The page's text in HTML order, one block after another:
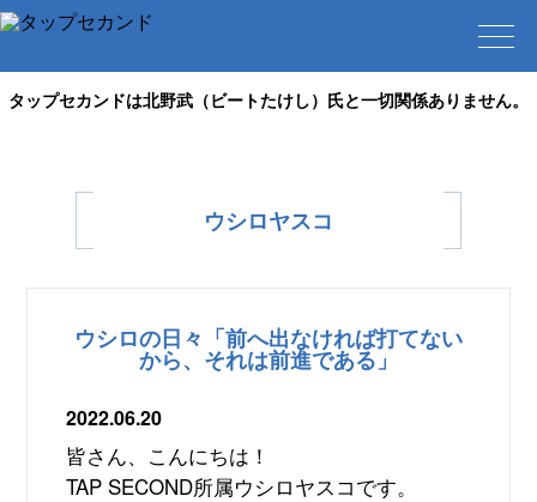
タップセカンドは北野武（ビートたけし）氏と一切関係ありません。
ウシロヤスコ
ウシロの日々「前へ出なければ打てない
から、それは前進である」
2022.06.20
皆さん、こんにちは！
TAP SECOND所属ウシロヤスコです。